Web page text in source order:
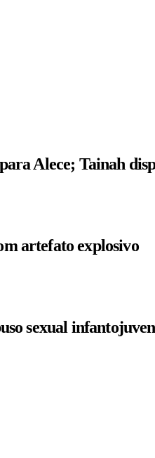
Alece; Tainah
artefato explosivo
sexual